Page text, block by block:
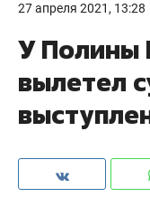
27 апреля 2021, 13:28
У Полины
вылетел